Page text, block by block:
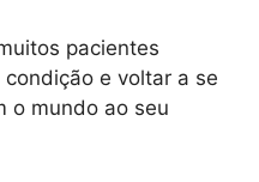
pacientes
e voltar a se
o mundo ao seu